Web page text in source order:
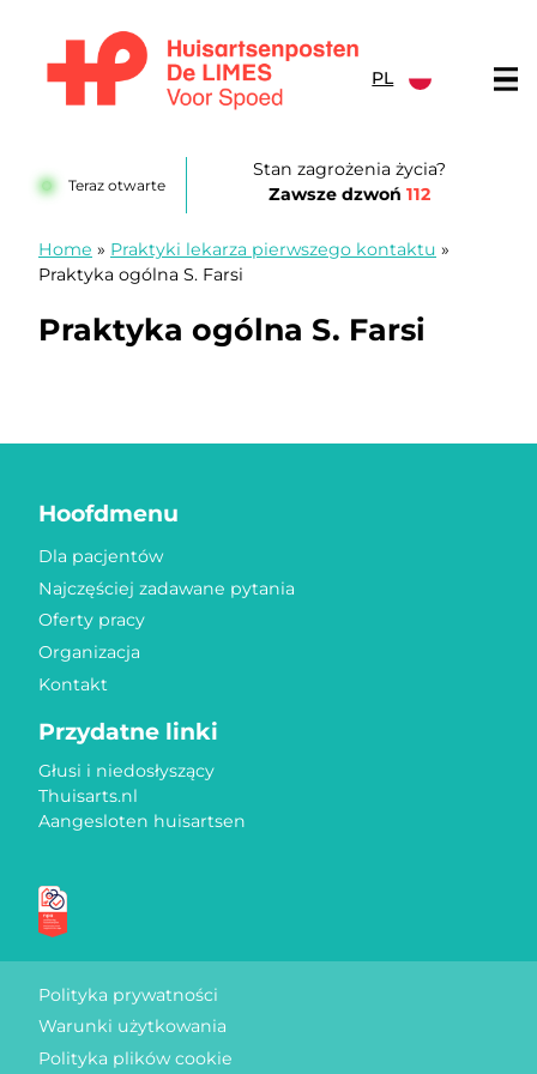
PL
Teraz otwarte
Stan zagrożenia życia?
Zawsze dzwoń 112
Home » Praktyki lekarza pierwszego kontaktu »
Praktyka ogólna S. Farsi
Praktyka ogólna S. Farsi
Hoofdmenu
Dla pacjentów
Najczęściej zadawane pytania
Oferty pracy
Organizacja
Kontakt
Przydatne linki
Głusi i niedosłyszący
Thuisarts.nl
Aangesloten huisartsen
Polityka prywatności
Warunki użytkowania
Polityka plików cookie